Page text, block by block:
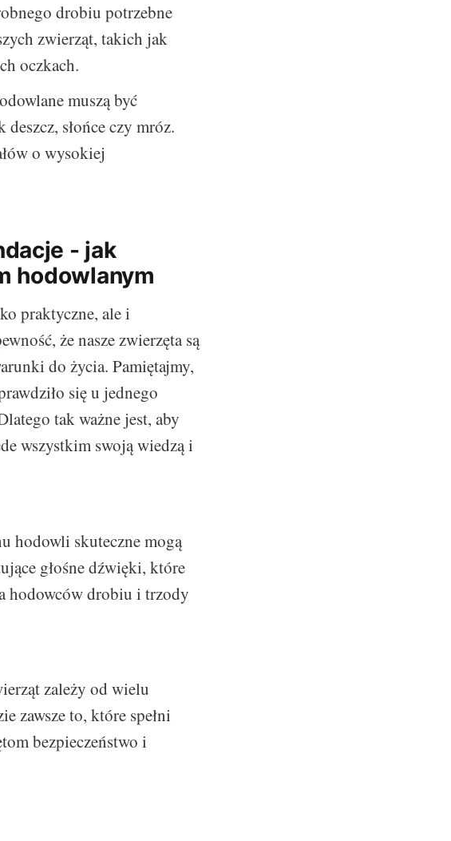
drobiu potrzebne
zwierząt, takich jak
oczkach.
muszą być
słońce czy mróz.
o wysokiej
- jak
hodowlanym
praktyczne, ale i
że nasze zwierzęta są
do życia. Pamiętajmy,
się u jednego
tak ważne jest, aby
wszystkim swoją wiedzą i
hodowli skuteczne mogą
głośne dźwięki, które
hodowców drobiu i trzody
zależy od wielu
zawsze to, które spełni
bezpieczeństwo i